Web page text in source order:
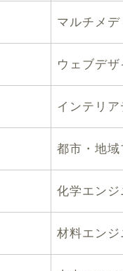
マルチメ
ウェブデ
インテリ
都市・地
化学エンジ
材料エンジ